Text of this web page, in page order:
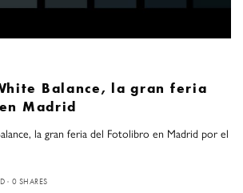
Balance, la gran feria
Madrid
la gran feria del Fotolibro en Madrid por el
0 SHARES